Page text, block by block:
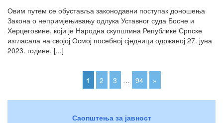
Овим путем се обуставља законодавни поступак доношења
Закона о непримјењивању одлука Уставног суда Босне и
Херцеговине, који је Народна скупштина Републике Српске
изгласала на својој Осмој посебној сједници одржаној 27. јуна
2023. године. [...]
1 2 3 … 94 »
Саопштења за јавност